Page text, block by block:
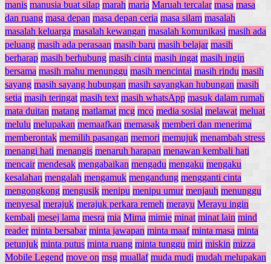
manis manusia buat silap marah maria Maruah tercalar masa masa
dan ruang masa depan masa depan ceria masa silam masalah
masalah keluarga masalah kewangan masalah komunikasi masih ada
peluang masih ada perasaan masih baru masih belajar masih
berharap masih berhubung masih cinta masih ingat masih ingin
bersama masih mahu menunggu masih mencintai masih rindu masih
sayang masih sayang hubungan masih sayangkan hubungan masih
setia masih teringat masih text masih whatsApp masuk dalam rumah
mata duitan matang matlamat mcg mco media sosial melawat meluat
melulu melupakan memaafkan memasak memberi dan menerima
memberontak memilih pasangan memori memujuk menambah stress
menangi hati menangis menaruh harapan menawan kembali hati
mencair mendesak mengabaikan mengadu mengaku mengaku
kesalahan mengalah mengamuk mengandung mengganti cinta
mengongkong mengusik menipu menipu umur menjauh menunggu
menyesal merajuk merajuk perkara remeh merayu Merayu ingin
kembali mesej lama mesra mia Mima mimie minat minat lain mind
reader minta bersabar minta jawapan minta maaf minta masa minta
petunjuk minta putus minta ruang minta tunggu miri miskin mizza
Mobile Legend move on msg muallaf muda mudi mudah melupakan